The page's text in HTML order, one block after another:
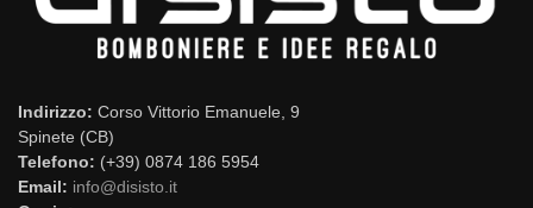
Indirizzo: Corso Vittorio Emanuele, 9
Spinete (CB)
Telefono: (+39) 0874 186 5954
Email: info@disisto.it